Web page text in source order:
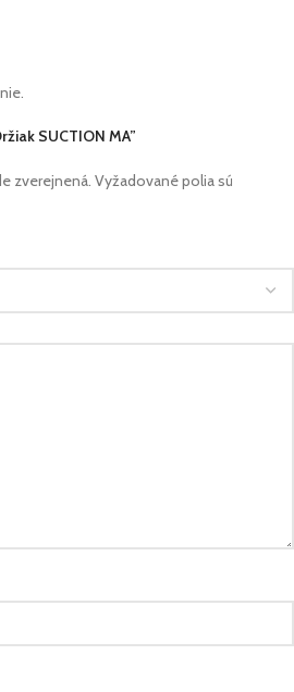
SUCTION MA”
zverejnená. Vyžadované polia sú